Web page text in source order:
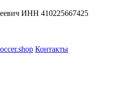
ИНН 410225667425
Контакты